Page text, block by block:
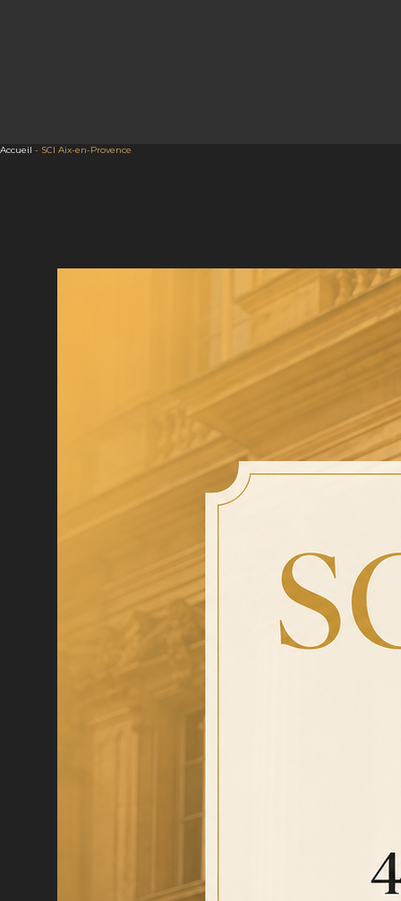
Accueil - SCI Aix-en-Provence